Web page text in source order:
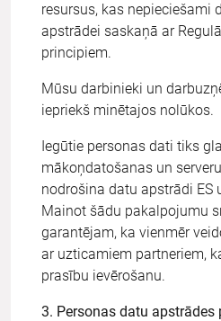
resursus, kas nepieciešami
apstrādei saskaņā ar
principiem.
Mūsu darbinieki un
iepriekš minētajos nolūkos.
Iegūtie personas dati tiks
mākoņdatošanas un
nodrošina datu apstrādi ES
Mainot šādu pakalpojumu
garantējam, ka vienmēr
ar uzticamiem partneriem,
prasību ievērošanu.
3. Personas datu apstrādes